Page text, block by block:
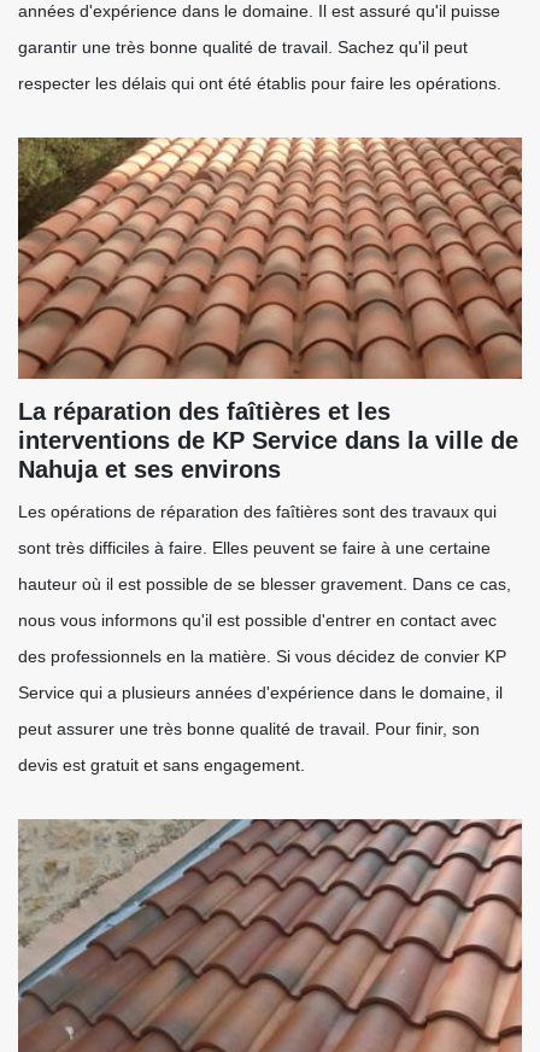
années d'expérience dans le domaine. Il est assuré qu'il puisse
garantir une très bonne qualité de travail. Sachez qu'il peut
respecter les délais qui ont été établis pour faire les opérations.
La réparation des faîtières et les
interventions de KP Service dans la ville de
Nahuja et ses environs
Les opérations de réparation des faîtières sont des travaux qui
sont très difficiles à faire. Elles peuvent se faire à une certaine
hauteur où il est possible de se blesser gravement. Dans ce cas,
nous vous informons qu'il est possible d'entrer en contact avec
des professionnels en la matière. Si vous décidez de convier KP
Service qui a plusieurs années d'expérience dans le domaine, il
peut assurer une très bonne qualité de travail. Pour finir, son
devis est gratuit et sans engagement.